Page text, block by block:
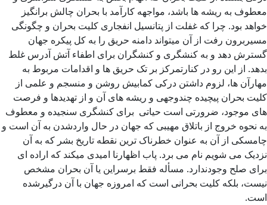
معطوف به ریشه ها باشد، مواجهه کارآمد با بحران چالش برانگیز
خواهد بود. چرا که غفلت از پتانسیل انفجاری کلیت بحران و چگونگی
مسیربرون رفت از آن میتواند دامنه حریق را به کل پیکره جهان
گسترش دهد و به کنشگری و کنشگران برای اطفاء‌ آتش آدرس غلط
بدهد. از این رو در کنارتمرکز بر تک حریق ها و اقدامات مربوط به
مهارآن ها، لزوم داشتن درکی کمابیش روشن و منسجم و علمی از
کلیت بحران پیچیده چندوجهی و ریشه های آن و از تهدیدها و فرصت
های موجود، ضرورتی است حیاتی برای کنشگری سنجیده و معطوف
به نحوه خروج از باتلاق مهیبی که جهان در حال واردشدن به آن است و
چامسکی از آن به عنوان خطرناک ترین نقطه تاریخ بشر که به آن
نزدیک می شویم نام می برد. پاب اظهارنا امیدی میکند که اراده ای
برای صلح وجودندارد. مسأله فقط برسراین یا آن بحران مشخص
نیست، بلکه کلیت بحرانی است که امروزه جهان با آن درگیرشده
است.